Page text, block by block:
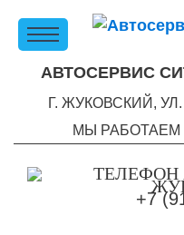
АВТОСЕРВИС
Г. ЖУКОВСКИЙ,
МЫ РАБОТАЕМ
+7